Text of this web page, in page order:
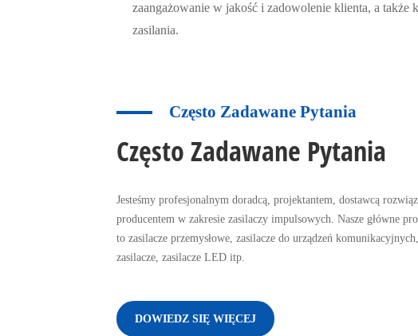
zaangażowanie w jakość i zadowolenie klienta, a
zasilania.
Często Zadawane Pytania
Często Zadawane Pytania
Jesteśmy profesjonalnym doradcą, projektantem, dostawcą
producentem w zakresie zasilaczy impulsowych. Nasze główne
to zasilacze przemysłowe, zasilacze do urządzeń komunikacyjnych,
zasilacze, zasilacze LED itp.
DOWIEDZ SIĘ WIĘCEJ